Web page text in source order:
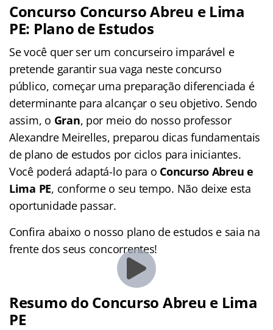
Concurso Concurso Abreu e Lima
PE: Plano de Estudos
Se você quer ser um concurseiro imparável e
pretende garantir sua vaga neste concurso
público, começar uma preparação diferenciada é
determinante para alcançar o seu objetivo. Sendo
assim, o Gran, por meio do nosso professor
Alexandre Meirelles, preparou dicas fundamentais
de plano de estudos por ciclos para iniciantes.
Você poderá adaptá-lo para o Concurso Abreu e
Lima PE, conforme o seu tempo. Não deixe esta
oportunidade passar.
Confira abaixo o nosso plano de estudos e saia na
frente dos seus concorrentes!
Resumo do Concurso Abreu e Lima
PE